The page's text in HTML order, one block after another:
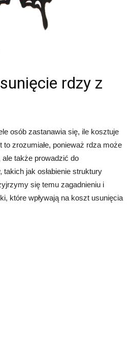
rdzy z
osób zastanawia się, ile kosztuje
zrozumiałe, ponieważ rdza może
także prowadzić do
jak osłabienie struktury
się temu zagadnieniu i
które wpływają na koszt usunięcia